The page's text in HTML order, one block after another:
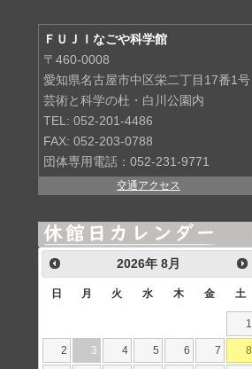
ＦＵＪＩなごや科学館
〒460-0008
愛知県名古屋市中区栄二丁目17番1号
芸術と科学の杜・白川公園内
TEL: 052-201-4486
FAX: 052-203-0788
団体専用電話：052-231-9771
交通アクセス
2026年8月
日 月 火 水 木 金 土
1
2 3 4 5 6 7 8